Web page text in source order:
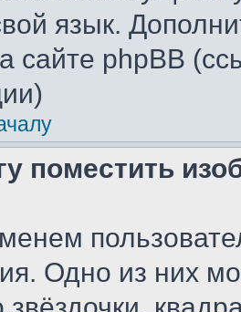
язык.
сайте phpBB
поместить
Одно из них